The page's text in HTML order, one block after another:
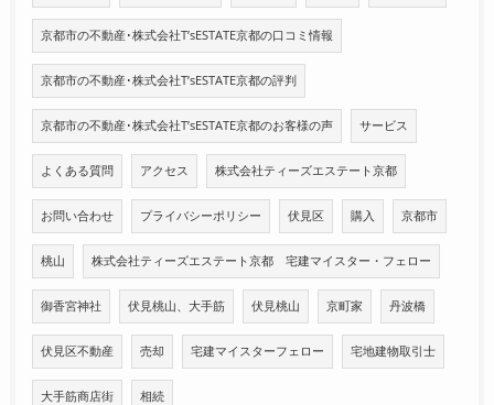
京都市の不動産･株式会社T’sESTATE京都の口コミ情報
京都市の不動産･株式会社T’sESTATE京都の評判
京都市の不動産･株式会社T’sESTATE京都のお客様の声 サービス
よくある質問 アクセス 株式会社ティーズエステート京都
お問い合わせ プライバシーポリシー 伏見区 購入 京都市
桃山 株式会社ティーズエステート京都 宅建マイスター・フェロー
御香宮神社 伏見桃山、大手筋 伏見桃山 京町家 丹波橋
伏見区不動産 売却 宅建マイスターフェロー 宅地建物取引士
大手筋商店街 相続